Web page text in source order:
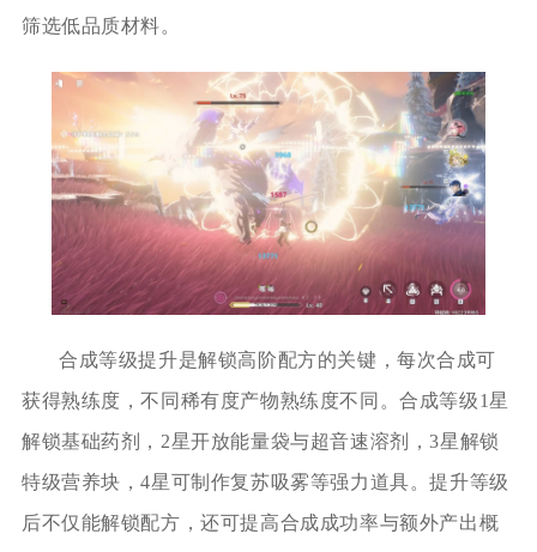
筛选低品质材料。
合成等级提升是解锁高阶配方的关键，每次合成可
获得熟练度，不同稀有度产物熟练度不同。合成等级1星
解锁基础药剂，2星开放能量袋与超音速溶剂，3星解锁
特级营养块，4星可制作复苏吸雾等强力道具。提升等级
后不仅能解锁配方，还可提高合成成功率与额外产出概